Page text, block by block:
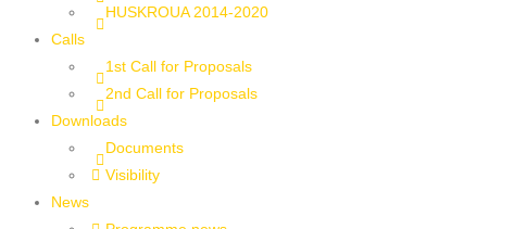
HUSKROUA 2014-2020
Calls
1st Call for Proposals
2nd Call for Proposals
Downloads
Documents
Visibility
News